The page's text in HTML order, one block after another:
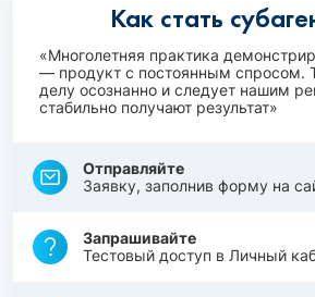
Как стать
«Многолетняя практика
— продукт с постоянным спросом.
делу осознанно и следует нашим
стабильно получают результат»
Отправляйте
Заявку, заполнив форму на
Запрашивайте
Тестовый доступ в Личный